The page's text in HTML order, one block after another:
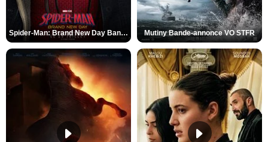
Spider-Man: Brand New Day Bande-annonce VO STFR Mutiny Bande-annonce VO STFR